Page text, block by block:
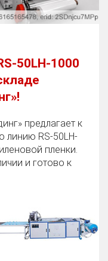
50LH-1000
предлагает к
линию RS-50LH-
пленки.
и готово к